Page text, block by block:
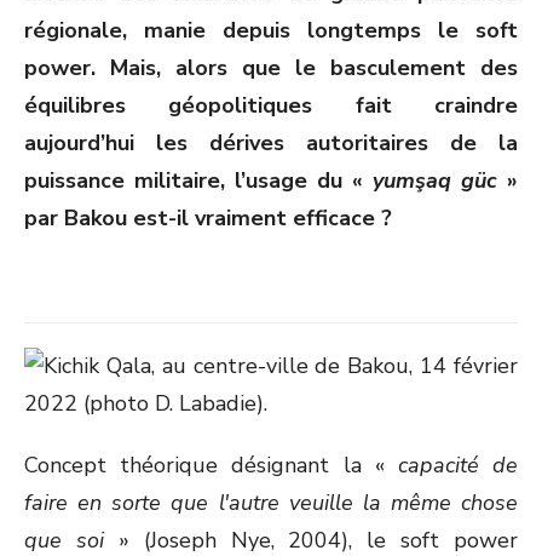
régionale, manie depuis longtemps le soft
power. Mais, alors que le basculement des
équilibres géopolitiques fait craindre
aujourd’hui les dérives autoritaires de la
puissance militaire, l’usage du « yumşaq güc »
par Bakou est-il vraiment efficace ?
Concept théorique désignant la « capacité de
faire en sorte que l'autre veuille la même chose
que soi» (Joseph Nye, 2004), le soft power